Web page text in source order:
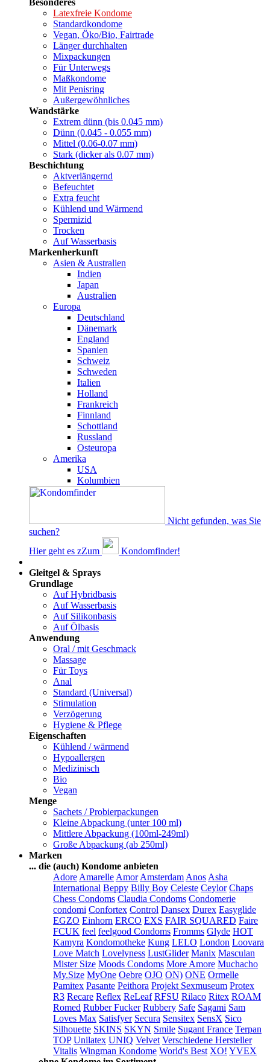
Besonderes
Latexfreie Kondome
Standardkondome
Vegan, Öko/Bio, Fairtrade
Länger durchhalten
Mixpackungen
Für Unterwegs
Maßkondome
Mit Penisring
Außergewöhnliches
Wandstärke
Extrem dünn (bis 0.045 mm)
Dünn (0.045 - 0.055 mm)
Mittel (0.06-0.07 mm)
Stark (dicker als 0.07 mm)
Beschichtung
Aktverlängernd
Befeuchtet
Extra feucht
Kühlend und Wärmend
Spermizid
Trocken
Auf Wasserbasis
Markenherkunft
Asien & Australien
Indien
Japan
Australien
Europa
Deutschland
Dänemark
England
Spanien
Schweiz
Schweden
Italien
Holland
Frankreich
Finnland
Schottland
Russland
Osteuropa
Amerika
USA
Kolumbien
Nicht gefunden, was Sie
suchen?
Hier geht es zZum
Kondomfinder!
Gleitgel & Sprays
Grundlage
Auf Hybridbasis
Auf Wasserbasis
Auf Silikonbasis
Auf Ölbasis
Anwendung
Oral / mit Geschmack
Massage
Für Toys
Anal
Standard (Universal)
Stimulation
Verzögerung
Hygiene & Pflege
Eigenschaften
Kühlend / wärmend
Hypoallergen
Medizinisch
Bio
Vegan
Menge
Sachets / Probierpackungen
Kleine Abpackung (unter 100 ml)
Mittlere Abpackung (100ml-249ml)
Große Abpackung (ab 250ml)
Marken
... die (auch) Kondome anbieten
Adore Amarelle Amor Amsterdam Anos Asha
International Beppy Billy Boy Celeste Ceylor Chaps
Chess Condoms Claudia Condoms Condomerie
condomi Confortex Control Dansex Durex Easyglide
EGZO Einhorn ERCO EXS FAIR SQUARED Faire
FCUK feel feelgood Condoms Fromms Glyde HOT
Kamyra Kondomotheke Kung LELO London Loovara
Love Match Lovelyness LustGlider Manix Masculan
Mister Size Moods Condoms More Amore Muchacho
My.Size MyOne Oebre OJO ON) ONE Ormelle
Pamitex Pasante Peithora Projekt Sexmuseum Protex
R3 Recare Reflex ReLeaf RFSU Rilaco Ritex ROAM
Romed Rubber Fucker Rubbery Safe Sagami Sam
Loves Max Satisfyer Secura Sensitex SensX Sico
Silhouette SKINS SKYN Smile Sugant France Terpan
TOP Unilatex UNIQ Velvet Verschiedene Hersteller
Vitalis Wingman Kondome World's Best XO! YVEX